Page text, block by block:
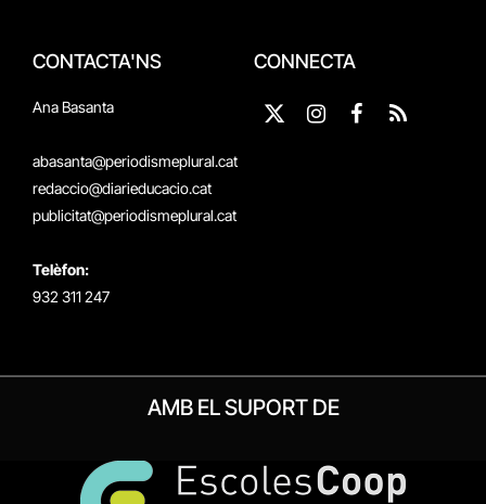
CONTACTA'NS
Ana Basanta
abasanta@periodismeplural.cat
redaccio@diarieducacio.cat
publicitat@periodismeplural.cat
Telèfon:
932 311 247
CONNECTA
X
Instagram
Facebook
RSS
AMB EL SUPORT DE